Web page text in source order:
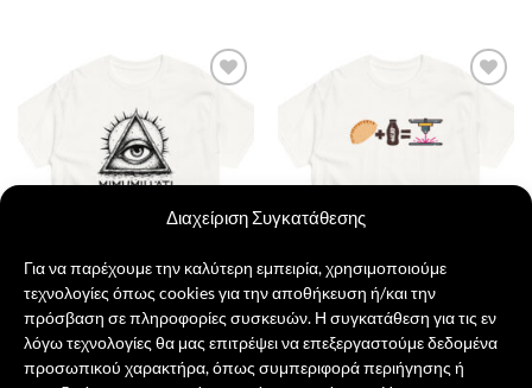
Διαχείριση Συγκατάθεσης
Για να παρέχουμε την καλύτερη εμπειρία, χρησιμοποιούμε
τεχνολογίες όπως cookies για την αποθήκευση ή/και την
πρόσβαση σε πληροφορίες συσκευών. Η συγκατάθεση για τις εν
λόγω τεχνολογίες θα μας επιτρέψει να επεξεργαστούμε δεδομένα
προσωπικού χαρακτήρα, όπως συμπεριφορά περιήγησης ή
παραλλαγές.
επιλογές
σελίδα
του
προϊόντος
παραλλαγές.
επιλογές
μπορούν
να
στη
σελίδα
προϊόντος
Mimumillati
21,00€
στην λίστα
Τυρόπιτα και Milko
21,00€